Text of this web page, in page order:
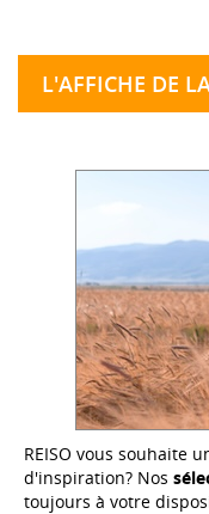
L'AFFICHE DE
REISO vous souhaite
d'inspiration? Nos
toujours à votre